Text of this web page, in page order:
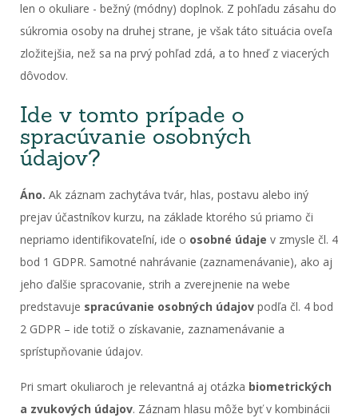
len o okuliare - bežný (módny) doplnok. Z pohľadu zásahu do
súkromia osoby na druhej strane, je však táto situácia oveľa
zložitejšia, než sa na prvý pohľad zdá, a to hneď z viacerých
dôvodov.
Ide v tomto prípade o
spracúvanie osobných
údajov?
Áno. Ak záznam zachytáva tvár, hlas, postavu alebo iný
prejav účastníkov kurzu, na základe ktorého sú priamo či
nepriamo identifikovateľní, ide o osobné údaje v zmysle čl. 4
bod 1 GDPR. Samotné nahrávanie (zaznamenávanie), ako aj
jeho ďalšie spracovanie, strih a zverejnenie na webe
predstavuje spracúvanie osobných údajov podľa čl. 4 bod
2 GDPR – ide totiž o získavanie, zaznamenávanie a
sprístupňovanie údajov.
Pri smart okuliaroch je relevantná aj otázka biometrických
a zvukových údajov. Záznam hlasu môže byť v kombinácii